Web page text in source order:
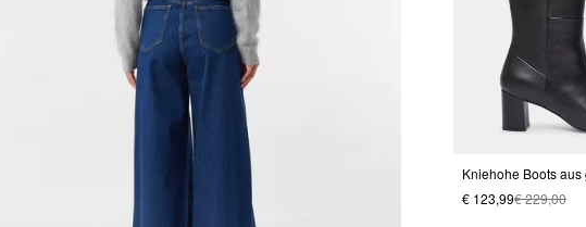
€ 123,99€ 229,00